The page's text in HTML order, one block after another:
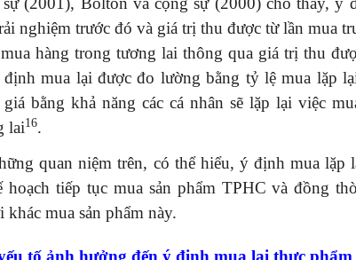
nghiệm trước đó và giá trị thu được từ lần mua
hàng trong tương lai thông qua giá trị thu
mua lại được đo lường bằng tỷ lệ mua lặp
giá bằng khả năng các cá nhân sẽ lặp lại việc
lai16.
quan niệm trên, có thể hiểu, ý định mua lặp
hoạch tiếp tục mua sản phẩm TPHC và đồng
khác mua sản phẩm này.
tố ảnh hưởng đến ý định mua lại thực